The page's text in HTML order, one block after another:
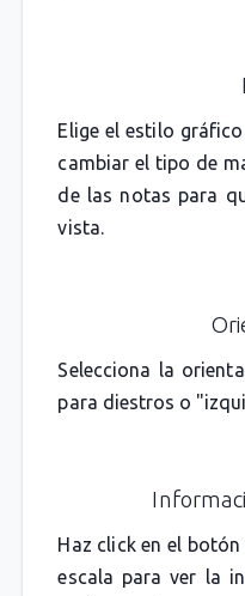
Elige el estilo
cambiar el tipo de
de las notas para
vista.
Selecciona la
para diestros o
Haz click en el
escala para ver la